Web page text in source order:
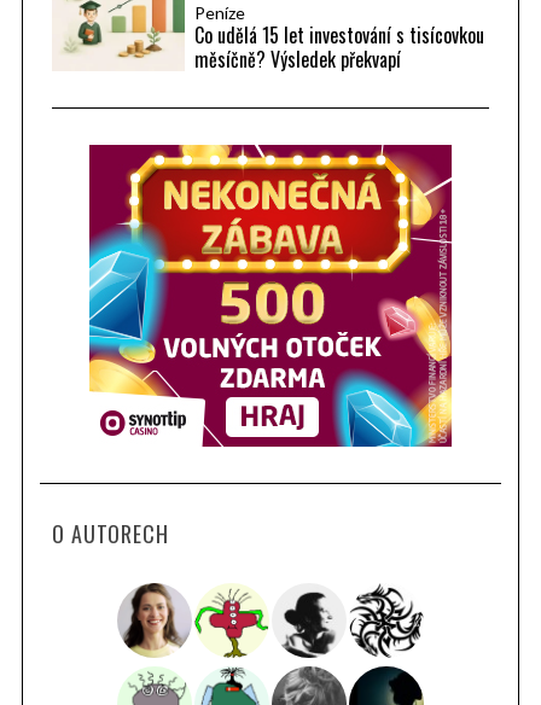
Peníze
Co udělá 15 let investování s tisícovkou
měsíčně? Výsledek překvapí
O AUTORECH